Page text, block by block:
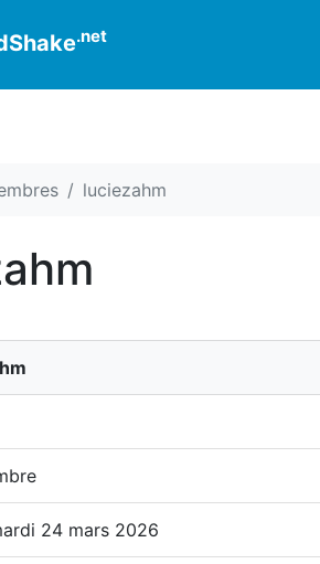
.net
luciezahm
24 mars 2026